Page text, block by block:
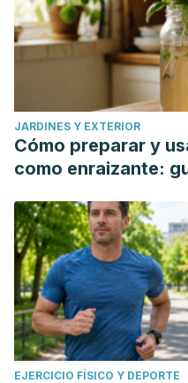
JARDINES Y EXTERIOR
Cómo preparar y
como enraizante:
EJERCICIO FÍSICO Y DEPORTE